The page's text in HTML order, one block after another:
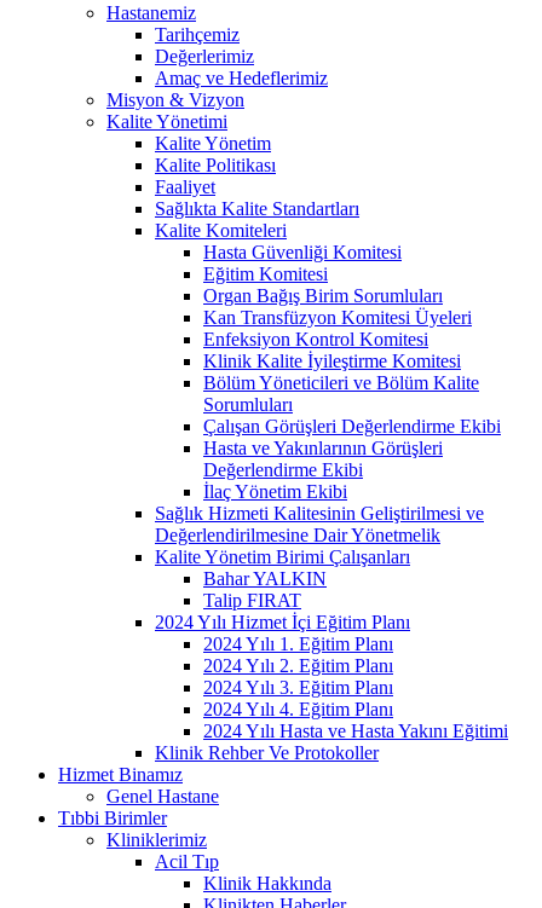
Hastanemiz
Tarihçemiz
Değerlerimiz
Amaç ve Hedeflerimiz
Misyon & Vizyon
Kalite Yönetimi
Kalite Yönetim
Kalite Politikası
Faaliyet
Sağlıkta Kalite Standartları
Kalite Komiteleri
Hasta Güvenliği Komitesi
Eğitim Komitesi
Organ Bağış Birim Sorumluları
Kan Transfüzyon Komitesi Üyeleri
Enfeksiyon Kontrol Komitesi
Klinik Kalite İyileştirme Komitesi
Bölüm Yöneticileri ve Bölüm Kalite
Sorumluları
Çalışan Görüşleri Değerlendirme Ekibi
Hasta ve Yakınlarının Görüşleri
Değerlendirme Ekibi
İlaç Yönetim Ekibi
Sağlık Hizmeti Kalitesinin Geliştirilmesi ve
Değerlendirilmesine Dair Yönetmelik
Kalite Yönetim Birimi Çalışanları
Bahar YALKIN
Talip FIRAT
2024 Yılı Hizmet İçi Eğitim Planı
2024 Yılı 1. Eğitim Planı
2024 Yılı 2. Eğitim Planı
2024 Yılı 3. Eğitim Planı
2024 Yılı 4. Eğitim Planı
2024 Yılı Hasta ve Hasta Yakını Eğitimi
Klinik Rehber Ve Protokoller
Hizmet Binamız
Genel Hastane
Tıbbi Birimler
Kliniklerimiz
Acil Tıp
Klinik Hakkında